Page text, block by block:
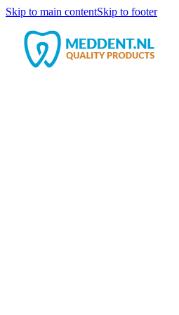
Skip to main contentSkip to footer